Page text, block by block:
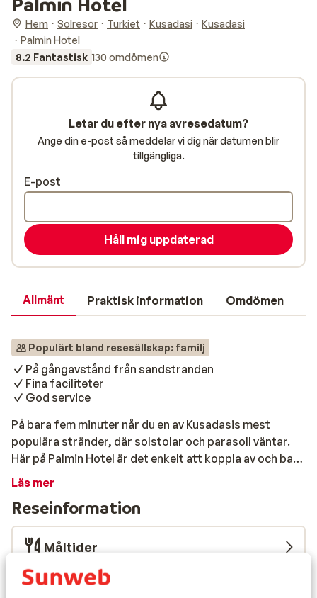
Hem Solresor Turkiet Kusadasi
Kusadasi
Palmin Hotel
8.2 Fantastisk 130 omdömen
Allmänt Praktisk information Omdömen
Populärt bland resesällskap: familj
På gångavstånd från sandstranden
Fina faciliteter
God service
På bara fem minuter når du en av Kusadasis mest
populära stränder, där solstolar och parasoll väntar.
Här på Palmin Hotel är det enkelt att koppla av och bara
njuta av semestern. Hotellet bjuder på massor av roliga
utomhuspoolerna, susa ner för vattenrutschbanorna
eller simma en lugn stund i inomhuspoolen. Är du sugen
på lite rörelse? Utmana familjen på en match på
underhållningsteam som ordnar lekar och aktiviteter
Läs mer
Reseinformation
Måltider
Flygresan
Letar du efter nya avresedatum?
Ange din e-post så meddelar vi dig när datumen blir
tillgängliga.
E-post
Håll mig uppdaterad